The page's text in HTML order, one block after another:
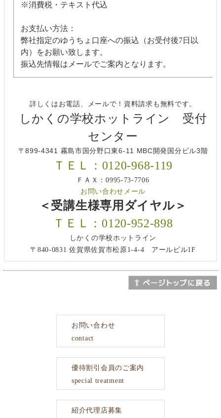
※消費税・テキスト代込
お支払い方法：
弊社指定のゆうちょ口座への振込（お受付後7日以
内）をお願い致します。
振込先情報はメールでご案内となります。
詳しくはお電話、メールで！資料請求も無料です。
しかくの学校ホットライン 受付
センター
〒899-4341 霧島市国分野口東6-11 MBC開発国分ビル3階
ＴＥＬ：0120-968-119
ＦＡＸ：0995-73-7706
お問い合わせメール
＜受講生様専用ダイヤル＞
ＴＥＬ：0120-952-898
しかくの学校ホットライン
〒840-0831 佐賀県佐賀市松原1-4-4 アールビル1F
お問い合わせ
contact
優待割引会員のご案内
special treatment
紹介代理店募集